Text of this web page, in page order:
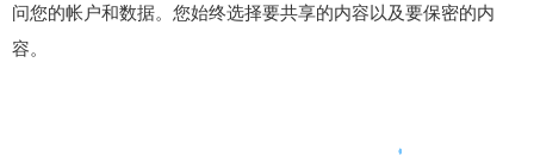
问您的帐户和数据。您始终选择要共享的内容以及要保密的内
容。